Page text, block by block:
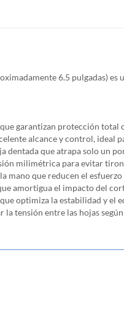
6.5 pulgadas)
garantizan protección
alcance y control,
dentada que atrapa solo un
milimétrica para evitar
que reducen el
amortigua el impacto del
optimiza la estabilidad y el
tensión entre las hojas